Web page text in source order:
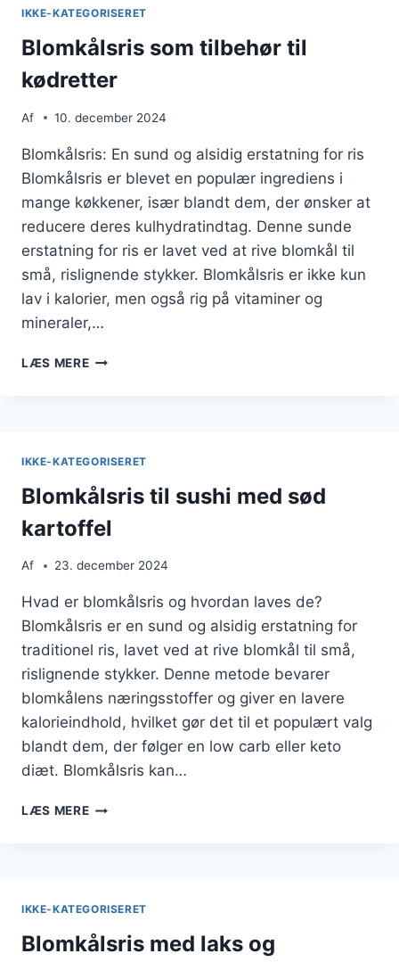
IKKE-KATEGORISERET
Blomkålsris som tilbehør til
kødretter
Af 10. december 2024
Blomkålsris: En sund og alsidig erstatning for ris
Blomkålsris er blevet en populær ingrediens i
mange køkkener, især blandt dem, der ønsker at
reducere deres kulhydratindtag. Denne sunde
erstatning for ris er lavet ved at rive blomkål til
små, rislignende stykker. Blomkålsris er ikke kun
lav i kalorier, men også rig på vitaminer og
mineraler,…
LÆS MEREBLOMKÅLSRIS
IKKE-KATEGORISERET
Blomkålsris til sushi med sød
kartoffel
Af 23. december 2024
Hvad er blomkålsris og hvordan laves de?
Blomkålsris er en sund og alsidig erstatning for
traditionel ris, lavet ved at rive blomkål til små,
rislignende stykker. Denne metode bevarer
blomkålens næringsstoffer og giver en lavere
kalorieindhold, hvilket gør det til et populært valg
blandt dem, der følger en low carb eller keto
diæt. Blomkålsris kan…
LÆS MEREBLOMKÅLSRIS
IKKE-KATEGORISERET
Blomkålsris med laks og